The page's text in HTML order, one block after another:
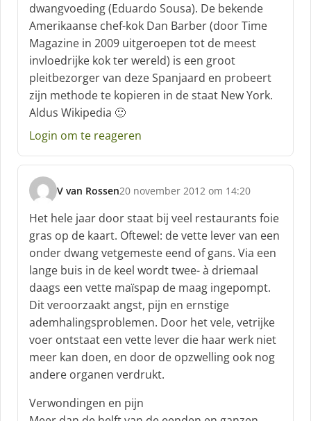
dwangvoeding (Eduardo Sousa). De bekende
Amerikaanse chef-kok Dan Barber (door Time
Magazine in 2009 uitgeroepen tot de meest
invloedrijke kok ter wereld) is een groot
pleitbezorger van deze Spanjaard en probeert
zijn methode te kopieren in de staat New York.
Aldus Wikipedia 🙂
Login om te reageren
V van Rossen
s
c
h
r
e
e
f
:
20 november 2012 om 14:20
Het hele jaar door staat bij veel restaurants foie
gras op de kaart. Oftewel: de vette lever van een
onder dwang vetgemeste eend of gans. Via een
lange buis in de keel wordt twee- à driemaal
daags een vette maïspap de maag ingepompt.
Dit veroorzaakt angst, pijn en ernstige
ademhalingsproblemen. Door het vele, vetrijke
voer ontstaat een vette lever die haar werk niet
meer kan doen, en door de opzwelling ook nog
andere organen verdrukt.
Verwondingen en pijn